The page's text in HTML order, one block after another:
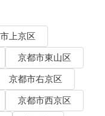
上京区
京都市東山区
京都市右京区
京都市西京区